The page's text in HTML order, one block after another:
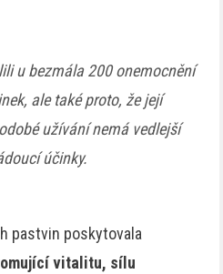
u bezmála 200 onemocnění
ale také proto, že její
užívání nemá vedlejší
účinky.
pastvin poskytovala
vitalitu, sílu